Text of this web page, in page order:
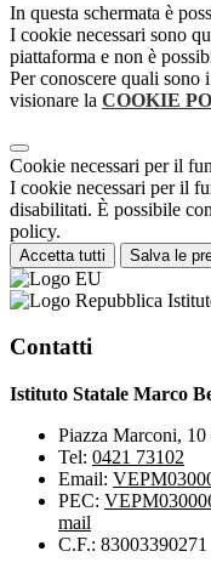
In questa schermata è
I cookie necessari sono
piattaforma e non è
Per conoscere quali sono
visionare la COOKIE
Cookie necessari per il
I cookie necessari per il
disabilitati. È possibile
policy.
Accetta tutti Salva le
Contatti
Istituto Statale Marco
Piazza Marconi,
Tel: 0421 73102
Email:
PEC:
mail
C.F.: 83003390271